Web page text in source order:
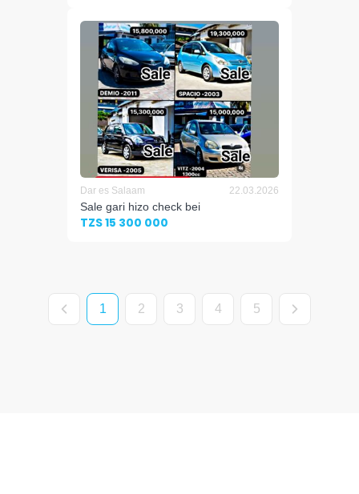
Dar es Salaam 22.03.2026
Sale gari hizo check bei
TZS 15 300 000
1 2 3 4 5